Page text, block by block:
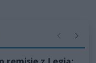
Poprzednie